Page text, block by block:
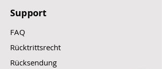
Support
FAQ
Rücktrittsrecht
Rücksendung